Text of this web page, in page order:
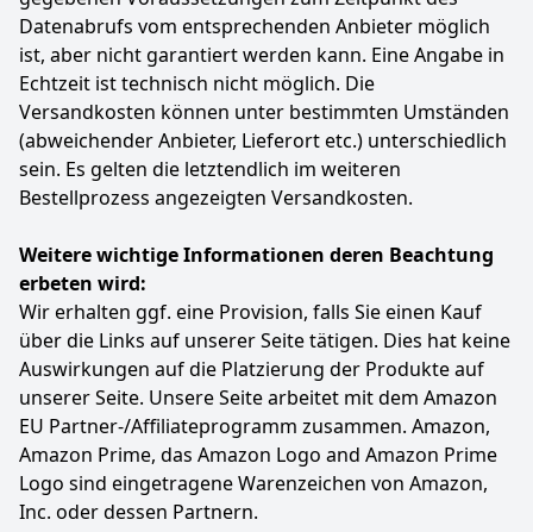
Die HA Pre Anfangsnahrung ergibt 58 Fläschchen à
100 ml
Lieferumfang: 1 x 800 g Aptamil HA Pre / Mit
schonend abgespaltenen Proteinen und Laktose
Farbe Hersteller Gewicht
Weiß Aptamil
Datenabrufs vom entsprechenden Anbieter möglich
ist, aber nicht garantiert werden kann. Eine Angabe in
Echtzeit ist technisch nicht möglich. Die
Versandkosten können unter bestimmten Umständen
(abweichender Anbieter, Lieferort etc.) unterschiedlich
sein. Es gelten die letztendlich im weiteren
Bestellprozess angezeigten Versandkosten.
Weitere wichtige Informationen deren Beachtung
erbeten wird:
Wir erhalten ggf. eine Provision, falls Sie einen Kauf
über die Links auf unserer Seite tätigen. Dies hat keine
Auswirkungen auf die Platzierung der Produkte auf
unserer Seite. Unsere Seite arbeitet mit dem Amazon
EU Partner-/Affiliateprogramm zusammen. Amazon,
Amazon Prime, das Amazon Logo and Amazon Prime
Logo sind eingetragene Warenzeichen von Amazon,
Inc. oder dessen Partnern.